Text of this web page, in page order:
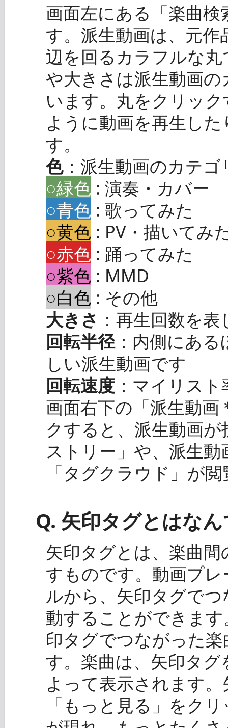
画面左にある「楽曲
す。派生動画は、元
辺を回るカラフルな
や大きさは派生動画
います。丸をクリッ
ように動画を再生し
す。
色：派生動画のカテ
○緑色 : 演奏・カバー
○青色 : 歌ってみた
○黄色 : PV・描いてみ
○赤色 : 踊ってみた
○紫色 : MMD
○白色 : その他
大きさ ：再生回数を
回転半径：内側にある
しい派生動画です
回転速度 ：マイリス
画面右下の「派生動
クすると、派生動画
ストリー」や、派生
「タグクラウド」が
Q. 矢印タグとはな
矢印タグとは、楽曲
すものです。動画プ
ルから、矢印タグで
動することができま
印タグでつながった
す。楽曲は、矢印タ
よって表示されます
「もっと見る」をク